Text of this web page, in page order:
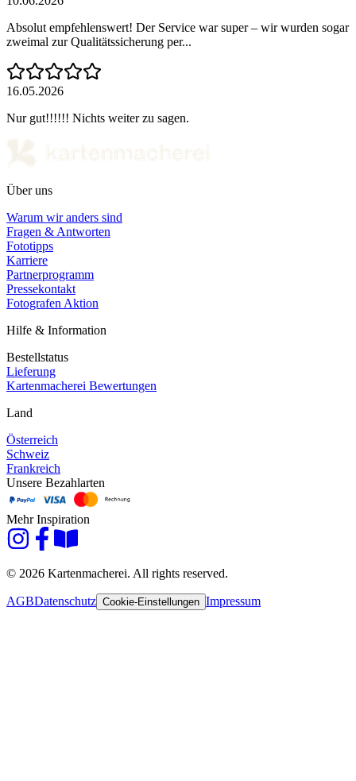
Absolut empfehlenswert! Der Service war super – wir wurden sogar
zweimal zur Qualitätssicherung per...
16.05.2026
Nur gut!!!!!! Nichts weiter zu sagen.
Über uns
Warum wir anders sind
Fragen & Antworten
Fototipps
Karriere
Partnerprogramm
Pressekontakt
Fotografen Aktion
Hilfe & Information
Bestellstatus
Lieferung
Kartenmacherei Bewertungen
Land
Österreich
Schweiz
Frankreich
Unsere Bezahlarten
Mehr Inspiration
© 2026 Kartenmacherei. All rights reserved.
AGBDatenschutz Cookie-Einstellungen Impressum